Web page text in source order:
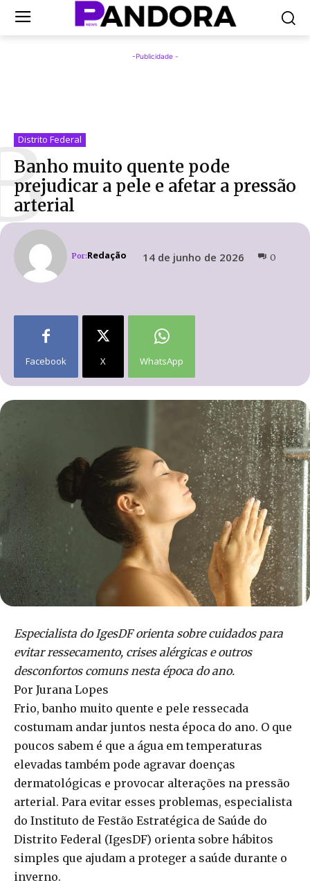
-Publicidade -
Distrito Federal
Banho muito quente pode
prejudicar a pele e afetar a pressão
arterial
Por:Redação 14 de junho de 2026 0
Facebook X WhatsApp
Especialista do IgesDF orienta sobre cuidados para
evitar ressecamento, crises alérgicas e outros
desconfortos comuns nesta época do ano.
Por Jurana Lopes
Frio, banho muito quente e pele ressecada
costumam andar juntos nesta época do ano. O que
poucos sabem é que a água em temperaturas
elevadas também pode agravar doenças
dermatológicas e provocar alterações na pressão
arterial. Para evitar esses problemas, especialista
do Instituto de Festão Estratégica de Saúde do
Distrito Federal (IgesDF) orienta sobre hábitos
simples que ajudam a proteger a saúde durante o
inverno.